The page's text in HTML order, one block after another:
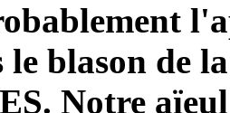
le blason de
Notre